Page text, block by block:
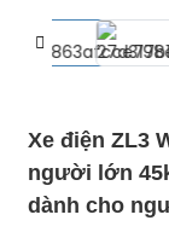
Xe điện ZL3
người lớn
dành cho